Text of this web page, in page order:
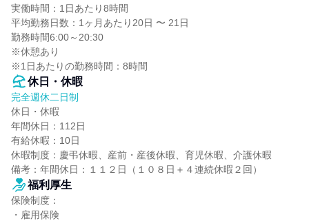
実働時間：1日あたり8時間
平均勤務日数：1ヶ月あたり20日 〜 21日
勤務時間6:00～20:30
※休憩あり
※1日あたりの勤務時間：8時間
休日・休暇
完全週休二日制
休日・休暇
年間休日：112日
有給休暇：10日
休暇制度：慶弔休暇、産前・産後休暇、育児休暇、介護休暇
備考：年間休日：１１２日（１０８日＋４連続休暇２回）
福利厚生
保険制度：
・雇用保険